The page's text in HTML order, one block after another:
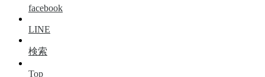
facebook
LINE
検索
Top